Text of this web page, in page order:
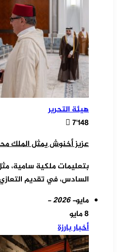
هيئة التحرير
7٬148
عزيز أخنوش يمثل الملك
بتعليمات ملكية سامية،
السادس، في تقديم
مايو- 2026 -
8 مايو
أخبار بارزة